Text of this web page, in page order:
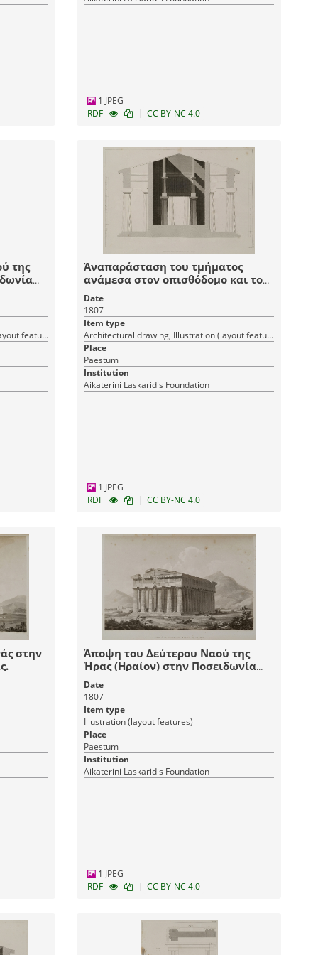
αυτόν του Σολομώντα.
1 JPEG
RDF
| CC BY-NC 4.0
της
Architectural drawing, Illustration (layout features)
Άναπαράσταση του τμήματος
ανάμεσα στον οπισθόδομο και το
εξωτερικό περιστύλιο του
Δεύτερου Ναού της Ήρας (Ηραίον)
στην Ποδειδωνία της Καμπανίας.
Date
1807
Item type
Architectural drawing, Illustration (layout features)
Place
Paestum
Institution
Aikaterini Laskaridis Foundation
1 JPEG
RDF
| CC BY-NC 4.0
στην
Άποψη του Δεύτερου Ναού της
Ήρας (Ηραίον) στην Ποσειδωνία
της Καμπανίας.
Date
1807
Item type
Illustration (layout features)
Place
Paestum
Institution
Aikaterini Laskaridis Foundation
1 JPEG
RDF
| CC BY-NC 4.0